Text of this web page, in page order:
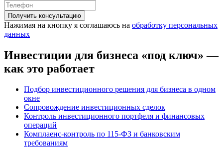
Получить консультацию
Нажимая на кнопку я соглашаюсь на обработку персональных
данных
Инвестиции для бизнеса «под ключ» —
как это работает
Подбор инвестиционного решения для бизнеса в одном
окне
Сопровождение инвестиционных сделок
Контроль инвестиционного портфеля и финансовых
операций
Комплаенс-контроль по 115-ФЗ и банковским
требованиям